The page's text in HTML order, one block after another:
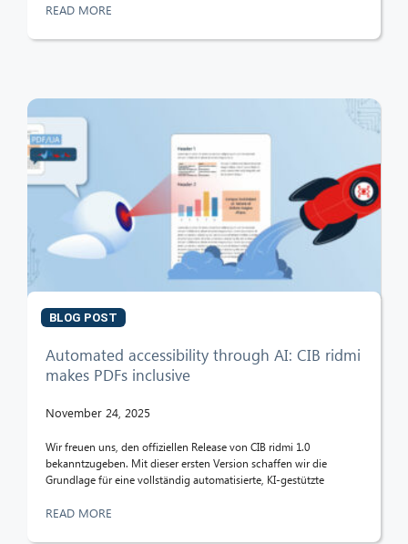
READ MORE
BLOG POST
Automated accessibility through AI: CIB ridmi
makes PDFs inclusive
November 24, 2025
Wir freuen uns, den offiziellen Release von CIB ridmi 1.0
bekanntzugeben. Mit dieser ersten Version schaffen wir die
Grundlage für eine vollständig automatisierte, KI-gestützte
READ MORE